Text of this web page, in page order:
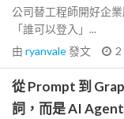
公司替工程師開好企
「誰可以登入」...
由 ryanvale發文
從 Prompt 到
詞，而是 AI